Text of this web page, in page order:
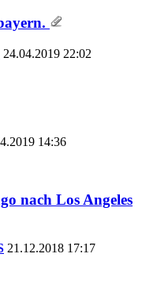
24.04.2019 22:02
14:36
nach Los Angeles
21.12.2018 17:17